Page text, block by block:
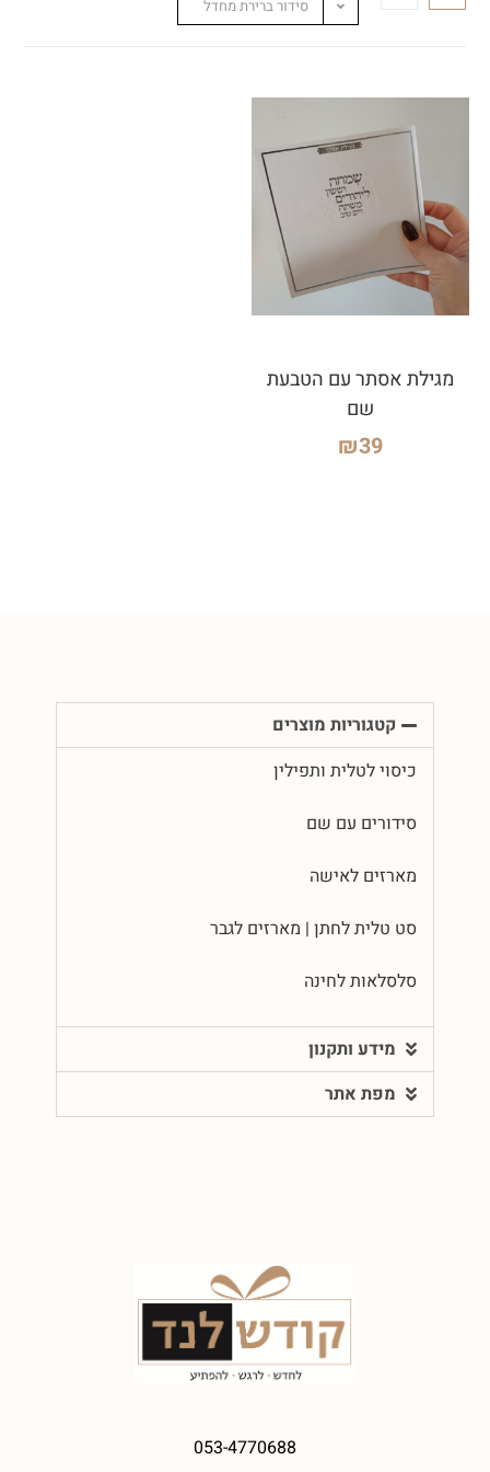
סידור ברירת מחדל
מגילת אסתר עם הטבעת
שם
₪39
קטגוריות מוצרים
כיסוי לטלית ותפילין
סידורים עם שם
מארזים לאישה
סט טלית לחתן | מארזים לגבר
סלסלאות לחינה
מידע ותקנון
מפת אתר
053-4770688